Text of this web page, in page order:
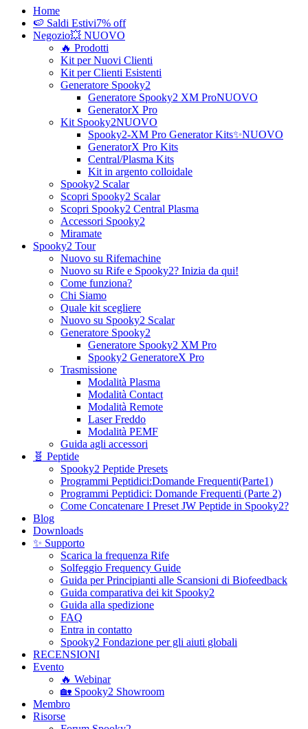
Home
🍉 Saldi Estivi7% off
Negozio💥 NUOVO
🔥 Prodotti
Kit per Nuovi Clienti
Kit per Clienti Esistenti
Generatore Spooky2
Generatore Spooky2 XM ProNUOVO
GeneratorX Pro
Kit Spooky2NUOVO
Spooky2-XM Pro Generator Kits✨NUOVO
GeneratorX Pro Kits
Central/Plasma Kits
Kit in argento colloidale
Spooky2 Scalar
Scopri Spooky2 Scalar
Scopri Spooky2 Central Plasma
Accessori Spooky2
Miramate
Spooky2 Tour
Nuovo su Rifemachine
Nuovo su Rife e Spooky2? Inizia da qui!
Come funziona?
Chi Siamo
Quale kit scegliere
Nuovo su Spooky2 Scalar
Generatore Spooky2
Generatore Spooky2 XM Pro
Spooky2 GeneratoreX Pro
Trasmissione
Modalità Plasma
Modalità Contact
Modalità Remote
Laser Freddo
Modalità PEMF
Guida agli accessori
🧬 Peptide
Spooky2 Peptide Presets
Programmi Peptidici:Domande Frequenti(Parte1)
Programmi Peptidici: Domande Frequenti (Parte 2)
Come Concatenare I Preset JW Peptide in Spooky2?
Blog
Downloads
✨ Supporto
Scarica la frequenza Rife
Solfeggio Frequency Guide
Guida per Principianti alle Scansioni di Biofeedback
Guida comparativa dei kit Spooky2
Guida alla spedizione
FAQ
Entra in contatto
Spooky2 Fondazione per gli aiuti globali
RECENSIONI
Evento
🔥 Webinar
🏡 Spooky2 Showroom
Membro
Risorse